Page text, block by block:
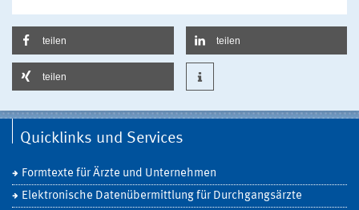
teilen teilen
teilen
Quicklinks und Services
Formtexte für Ärzte und Unternehmen
Elektronische Datenübermittlung für Durchgangsärzte